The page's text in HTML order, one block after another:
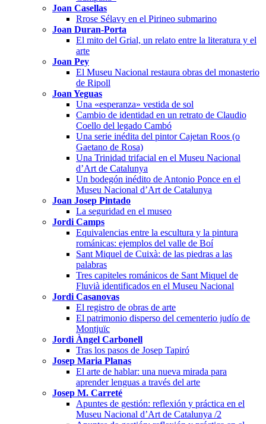
Joan Casellas
Rrose Sélavy en el Pirineo submarino
Joan Duran-Porta
El mito del Grial, un relato entre la literatura y el
arte
Joan Pey
El Museu Nacional restaura obras del monasterio
de Ripoll
Joan Yeguas
Una «esperanza» vestida de sol
Cambio de identidad en un retrato de Claudio
Coello del legado Cambó
Una serie inédita del pintor Cajetan Roos (o
Gaetano de Rosa)
Una Trinidad trifacial en el Museu Nacional
d’Art de Catalunya
Un bodegón inédito de Antonio Ponce en el
Museu Nacional d’Art de Catalunya
Joan Josep Pintado
La seguridad en el museo
Jordi Camps
Equivalencias entre la escultura y la pintura
románicas: ejemplos del valle de Boí
Sant Miquel de Cuixà: de las piedras a las
palabras
Tres capiteles románicos de Sant Miquel de
Fluvià identificados en el Museu Nacional
Jordi Casanovas
El registro de obras de arte
El patrimonio disperso del cementerio judío de
Montjuïc
Jordi Àngel Carbonell
Tras los pasos de Josep Tapiró
Josep Maria Planas
El arte de hablar: una nueva mirada para
aprender lenguas a través del arte
Josep M. Carreté
Apuntes de gestión: reflexión y práctica en el
Museu Nacional d’Art de Catalunya /2